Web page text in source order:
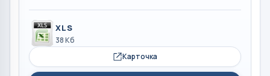
XLS
38 Кб
Карточка